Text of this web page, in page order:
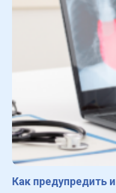
Как предупредить